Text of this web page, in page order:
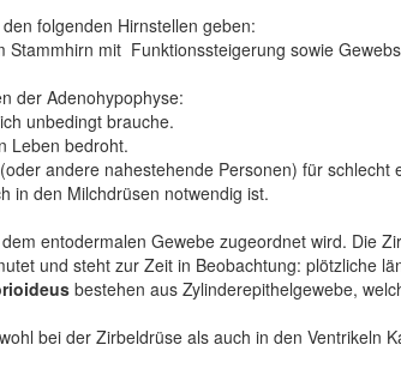
folgenden Hirnstellen geben:
Stammhirn mit Funktionssteigerung sowie
der Adenohypophyse:
unbedingt brauche.
Leben bedroht.
andere nahestehende Personen) für
in den Milchdrüsen notwendig ist.
entodermalen Gewebe zugeordnet wird. Die
und steht zur Zeit in Beobachtung: plötzliche
bestehen aus Zylinderepithelgewebe,
bei der Zirbeldrüse als auch in den Ventrikeln